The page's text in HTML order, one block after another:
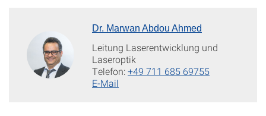
Dr. Marwan Abdou Ahmed
Leitung Laserentwicklung und
Laseroptik
Telefon:+49 711 685 69755
E-Mail